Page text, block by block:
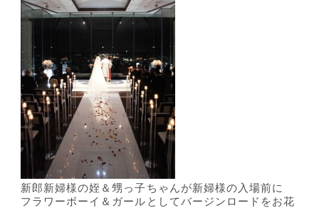
新郎新婦様の姪＆甥っ子ちゃんが新婦様の入場前に
フラワーボーイ＆ガールとしてバージンロードをお花